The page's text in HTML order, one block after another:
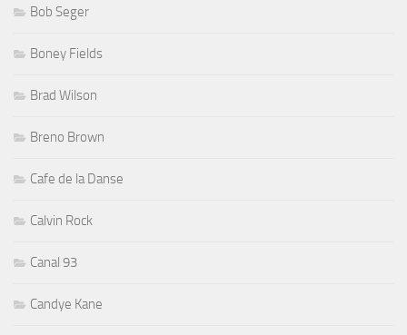
Bob Seger
Boney Fields
Brad Wilson
Breno Brown
Cafe de la Danse
Calvin Rock
Canal 93
Candye Kane